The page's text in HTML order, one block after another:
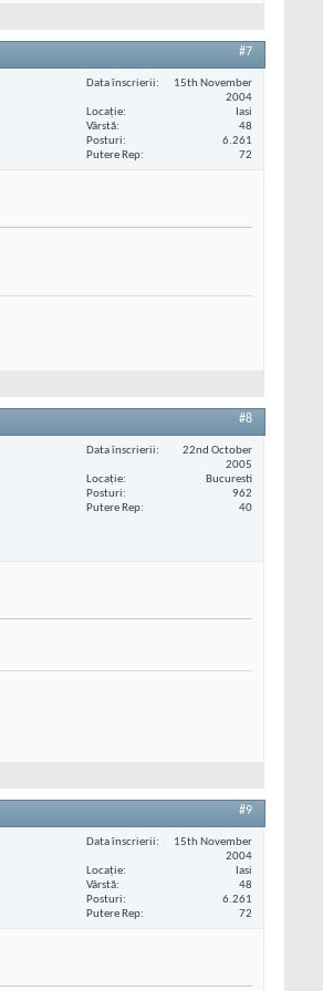
#7
Data înscrierii
15th November
2004
Locaţie
Iasi
Vârstă
48
Posturi
6.261
Putere Rep
72
#8
Data înscrierii
22nd October
2005
Locaţie
Bucuresti
Posturi
962
Putere Rep
40
#9
Data înscrierii
15th November
2004
Locaţie
Iasi
Vârstă
48
Posturi
6.261
Putere Rep
72